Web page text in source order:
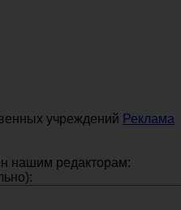
учреждений Реклама
нашим редакторам: